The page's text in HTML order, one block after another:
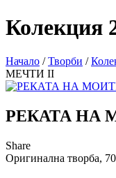
Колекция
Начало /Творби /
МЕЧТИ II
РЕКАТА НА
Share
Оригинална творба,